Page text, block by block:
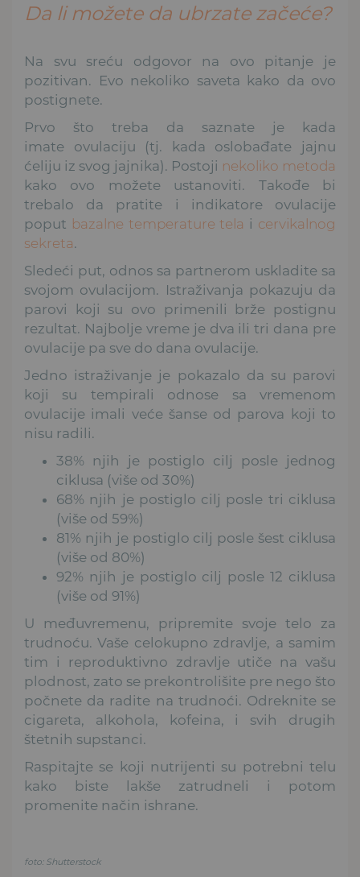
Da li možete da ubrzate začeće?
Na svu sreću odgovor na ovo pitanje je
pozitivan. Evo nekoliko saveta kako da ovo
postignete.
Prvo što treba da saznate je kada
imate ovulaciju (tj. kada oslobađate jajnu
ćeliju iz svog jajnika). Postoji nekoliko metoda
kako ovo možete ustanoviti. Takođe bi
trebalo da pratite i indikatore ovulacije
poput bazalne temperature tela i cervikalnog
sekreta.
Sledeći put, odnos sa partnerom uskladite sa
svojom ovulacijom. Istraživanja pokazuju da
parovi koji su ovo primenili brže postignu
rezultat. Najbolje vreme je dva ili tri dana pre
ovulacije pa sve do dana ovulacije.
Jedno istraživanje je pokazalo da su parovi
koji su tempirali odnose sa vremenom
ovulacije imali veće šanse od parova koji to
nisu radili.
38% njih je postiglo cilj posle jednog
ciklusa (više od 30%)
68% njih je postiglo cilj posle tri ciklusa
(više od 59%)
81% njih je postiglo cilj posle šest ciklusa
(više od 80%)
92% njih je postiglo cilj posle 12 ciklusa
(više od 91%)
U međuvremenu, pripremite svoje telo za
trudnoću. Vaše celokupno zdravlje, a samim
tim i reproduktivno zdravlje utiče na vašu
plodnost, zato se prekontrolišite pre nego što
počnete da radite na trudnoći. Odreknite se
cigareta, alkohola, kofeina, i svih drugih
štetnih supstanci.
Raspitajte se koji nutrijenti su potrebni telu
kako biste lakše zatrudneli i potom
promenite način ishrane.
foto: Shutterstock